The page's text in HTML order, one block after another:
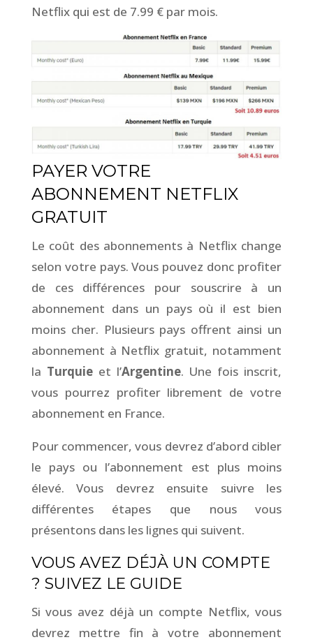
Netflix qui est de 7.99 € par mois.
PAYER VOTRE
ABONNEMENT NETFLIX
GRATUIT
Le coût des abonnements à Netflix change
selon votre pays. Vous pouvez donc profiter
de ces différences pour souscrire à un
abonnement dans un pays où il est bien
moins cher. Plusieurs pays offrent ainsi un
abonnement à Netflix gratuit, notamment
la Turquie et l’Argentine. Une fois inscrit,
vous pourrez profiter librement de votre
abonnement en France.
Pour commencer, vous devrez d’abord cibler
le pays ou l’abonnement est plus moins
élevé. Vous devrez ensuite suivre les
différentes étapes que nous vous
présentons dans les lignes qui suivent.
VOUS AVEZ DÉJÀ UN COMPTE
? SUIVEZ LE GUIDE
Si vous avez déjà un compte Netflix, vous
devrez mettre fin à votre abonnement